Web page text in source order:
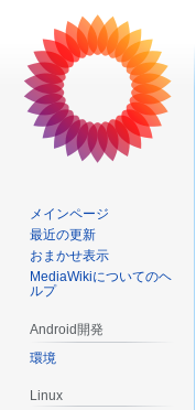
メインページ
最近の更新
おまかせ表示
MediaWikiについてのヘ
ルプ
Android開発
環境
Linux